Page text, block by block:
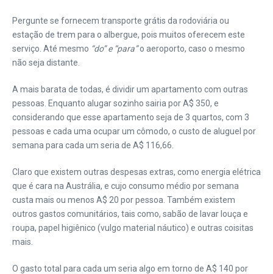
Pergunte se fornecem transporte grátis da rodoviária ou
estação de trem para o albergue, pois muitos oferecem este
serviço. Até mesmo “do” e “para”o aeroporto, caso o mesmo
não seja distante.
A mais barata de todas, é dividir um apartamento com outras
pessoas. Enquanto alugar sozinho sairia por A$ 350, e
considerando que esse apartamento seja de 3 quartos, com 3
pessoas e cada uma ocupar um cômodo, o custo de aluguel por
semana para cada um seria de A$ 116,66.
Claro que existem outras despesas extras, como energia elétrica
que é cara na Austrália, e cujo consumo médio por semana
custa mais ou menos A$ 20 por pessoa. Também existem
outros gastos comunitários, tais como, sabão de lavar louça e
roupa, papel higiênico (vulgo material náutico) e outras coisitas
mais.
O gasto total para cada um seria algo em torno de A$ 140 por